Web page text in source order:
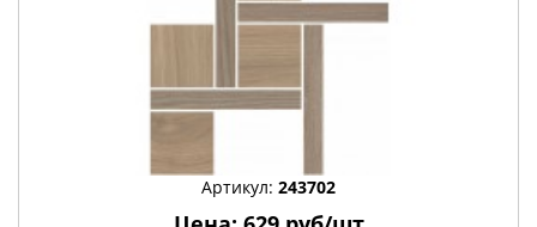
Артикул: 243702